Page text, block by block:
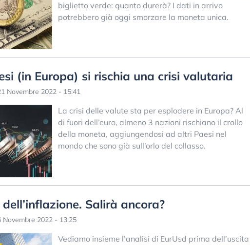
biglietto verde: quanto durerà? I dati in arrivo
potrebbero già oggi smorzare la moneta unica.
(in Europa) si rischia una crisi valutaria
Novembre 2022 - 15:41
La crisi delle valute sta per esplodere in Europa? Al
di fuori dell’euro, almeno 3 nazioni rischiano il crollo
della moneta, aggiungendosi ad altri Paesi nel
mondo che sono già sull’orlo del collasso.
Salirà ancora?
Novembre 2022 - 13:25
Vediamo insieme l’analisi di EurUsd prima dell’uscita